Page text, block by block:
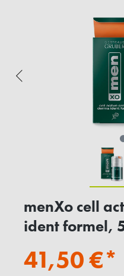
menXo cell
ident formel,
41,50 €*